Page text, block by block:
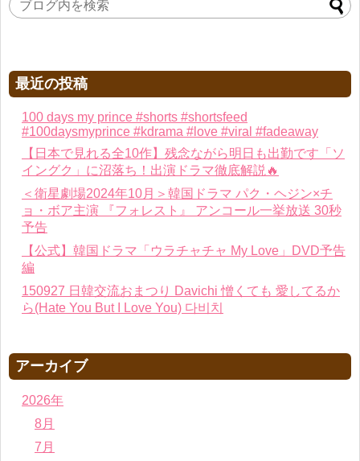
最近の投稿
100 days my prince #shorts #shortsfeed
#100daysmyprince #kdrama #love #viral #fadeaway
【日本で見れる全10作】残念ながら明日も出勤です「ソ
イングク」に沼落ち！出演ドラマ徹底解説🔥
＜衛星劇場2024年10月＞韓国ドラマ パク・ヘジン×チ
ョ・ボア主演 『フォレスト』 アンコール一挙放送 30秒
予告
【公式】韓国ドラマ「ウラチャチャ My Love」DVD予告
編
150927 日韓交流おまつり Davichi 憎くても 愛してるか
ら(Hate You But I Love You) 다비치
アーカイブ
2026年
8月
7月